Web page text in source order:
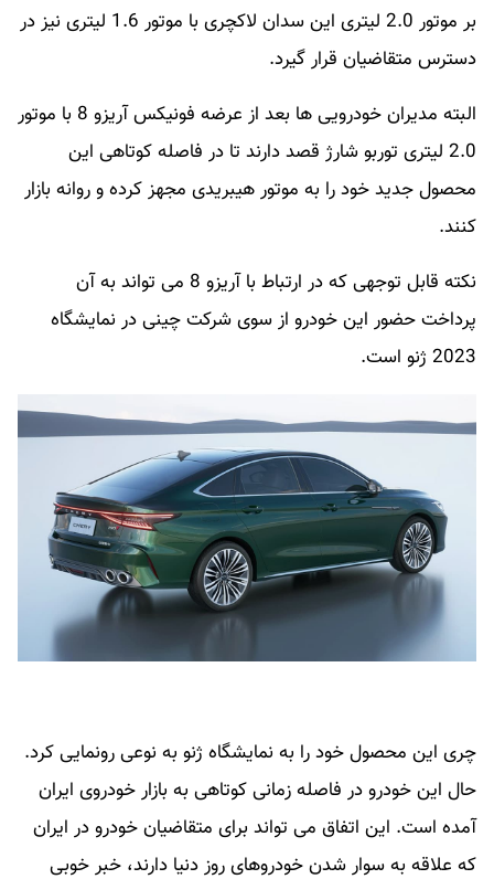
بر موتور 2.0 لیتری این سدان لاکچری با موتور 1.6 لیتری نیز در
دسترس متقاضیان قرار گیرد.
البته مدیران خودرویی ها بعد از عرضه فونیکس آریزو 8 با موتور
2.0 لیتری توربو شارژ قصد دارند تا در فاصله کوتاهی این
محصول جدید خود را به موتور هیبریدی مجهز کرده و روانه بازار
کنند.
نکته قابل توجهی که در ارتباط با آریزو 8 می تواند به آن
پرداخت حضور این خودرو از سوی شرکت چینی در نمایشگاه
2023 ژنو است.
چری این محصول خود را به نمایشگاه ژنو به نوعی رونمایی کرد.
حال این خودرو در فاصله زمانی کوتاهی به بازار خودروی ایران
آمده است. این اتفاق می تواند برای متقاضیان خودرو در ایران
که علاقه به سوار شدن خودروهای روز دنیا دارند، خبر خوبی